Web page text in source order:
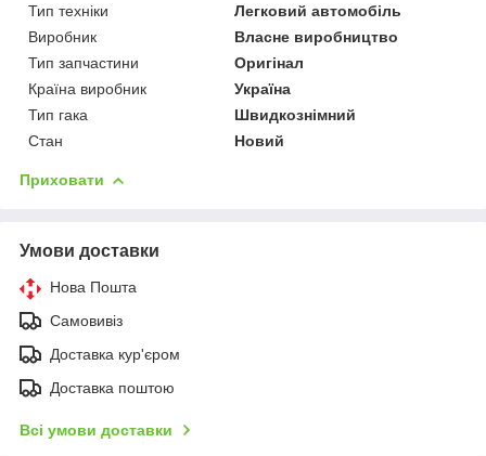
Тип техніки
Легковий автомобіль
Виробник
Власне виробництво
Тип запчастини
Оригінал
Країна виробник
Україна
Тип гака
Швидкознімний
Стан
Новий
Приховати
Умови доставки
Нова Пошта
Самовивіз
Доставка кур'єром
Доставка поштою
Всі умови доставки